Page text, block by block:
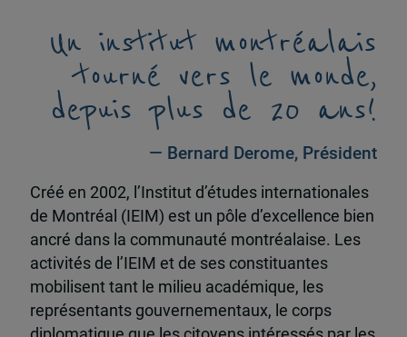
Un institut montréalais
tourné vers le monde,
depuis plus de 20 ans!
— Bernard Derome, Président
Créé en 2002, l’Institut d’études internationales
de Montréal (IEIM) est un pôle d’excellence bien
ancré dans la communauté montréalaise. Les
activités de l’IEIM et de ses constituantes
mobilisent tant le milieu académique, les
représentants gouvernementaux, le corps